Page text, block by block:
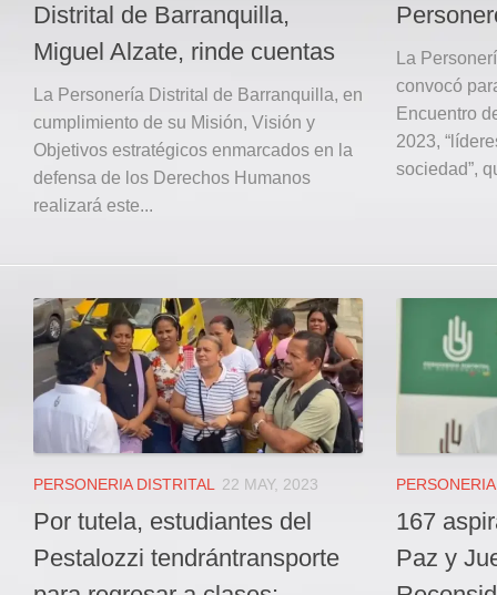
Distrital de Barranquilla,
Miguel Alzate, rinde cuentas
La Personería Distrital de Barranquilla, en
cumplimiento de su Misión, Visión y
Objetivos estratégicos enmarcados en la
defensa de los Derechos Humanos
realizará este...
La
convocó
Encuentro
2023,
sociedad”,
PERSONERIA DISTRITAL 22 MAY, 2023
Por tutela, estudiantes del
Pestalozzi tendrántransporte
167
Paz y